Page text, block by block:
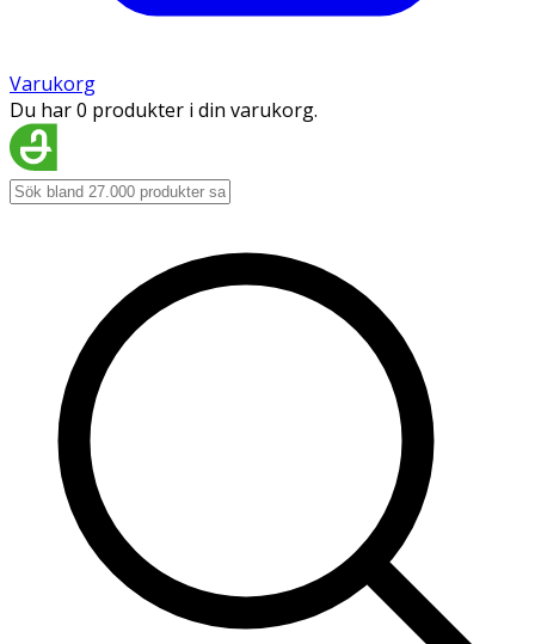
Varukorg
Du har 0 produkter i din varukorg.